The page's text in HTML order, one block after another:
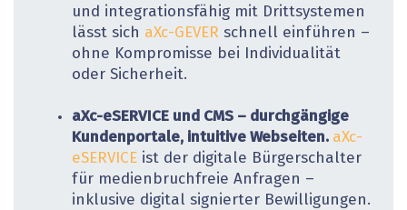
und integrationsfähig mit Drittsystemen
lässt sich aXc-GEVER schnell einführen –
ohne Kompromisse bei Individualität
oder Sicherheit.
aXc-eSERVICE und CMS – durchgängige
Kundenportale, intuitive Webseiten. aXc-
eSERVICE ist der digitale Bürgerschalter
für medienbruchfreie Anfragen –
inklusive digital signierter Bewilligungen.